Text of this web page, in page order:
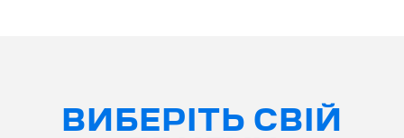
ВИБЕРІТЬ СВІЙ